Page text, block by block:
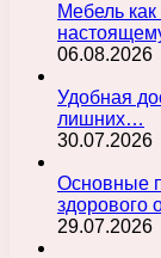
Мебель
06.08.2026
Удобная
лишних…
30.07.2026
Основные
здорового
29.07.2026